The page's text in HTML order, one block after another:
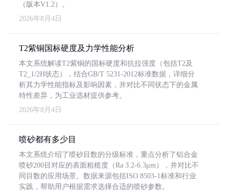
（版本V1.2）。
2026年8月4日
T2紫铜国标硬度及力学性能分析
本文系统解读T2紫铜的国标硬度和抗拉强度（包括T2及
T2_1/2H状态），结合GB/T 5231-2012标准数据，详细分
析其力学性能指标及影响因素，并对比不同状态下的金属
特性差异，为工业选材提供参考。
2026年8月4日
喷砂都有多少目
本文系统介绍了喷砂目数的分级标准，重点分析了铝合金
喷砂200目对应的表面粗糙度（Ra 3.2-6.3μm），并对比不
同目数的应用场景。数据来源包括ISO 8503-1标准和行业
实践，帮助用户根据需求选择合适的喷砂参数。